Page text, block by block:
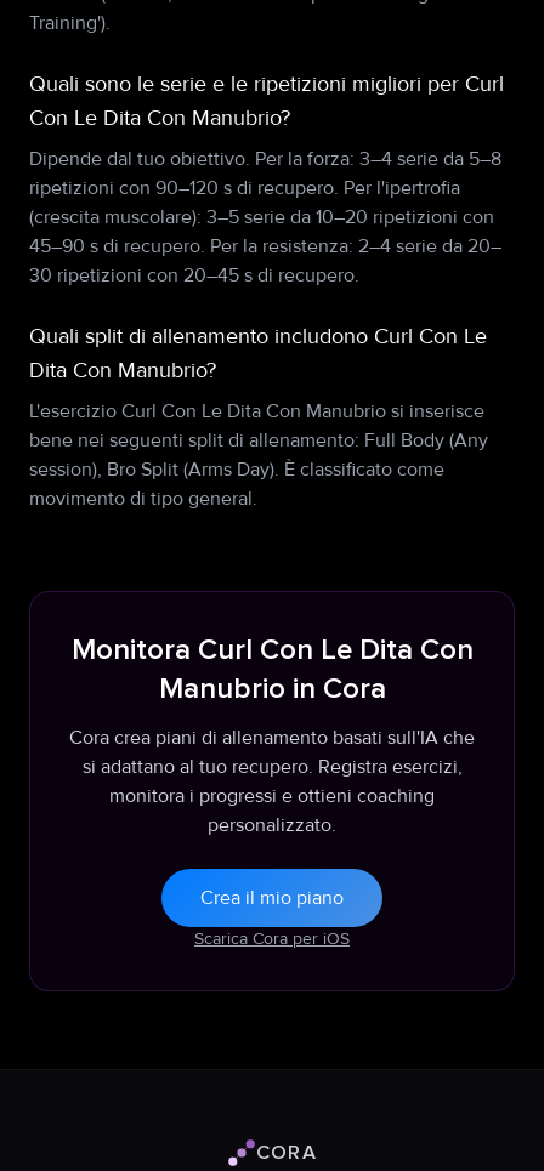
Training').
Quali sono le serie e le ripetizioni migliori per Curl
Con Le Dita Con Manubrio?
Dipende dal tuo obiettivo. Per la forza: 3–4 serie da 5–8
ripetizioni con 90–120 s di recupero. Per l'ipertrofia
(crescita muscolare): 3–5 serie da 10–20 ripetizioni con
45–90 s di recupero. Per la resistenza: 2–4 serie da 20–
30 ripetizioni con 20–45 s di recupero.
Quali split di allenamento includono Curl Con Le
Dita Con Manubrio?
L'esercizio Curl Con Le Dita Con Manubrio si inserisce
bene nei seguenti split di allenamento: Full Body (Any
session), Bro Split (Arms Day). È classificato come
movimento di tipo general.
Monitora Curl Con Le Dita Con
Manubrio in Cora
Cora crea piani di allenamento basati sull'IA che
si adattano al tuo recupero. Registra esercizi,
monitora i progressi e ottieni coaching
personalizzato.
Crea il mio piano
Scarica Cora per iOS
Logo Cora
CORA